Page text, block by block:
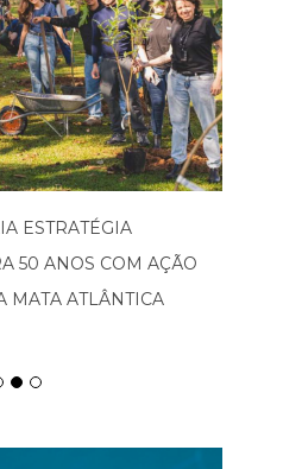
ESTRATÉGIA
50 ANOS COM AÇÃO
MATA ATLÂNTICA